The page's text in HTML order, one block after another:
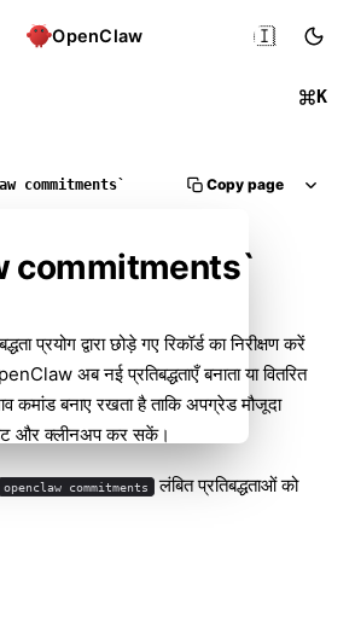
OpenClaw
K
🇮🇳
commitments` Copy page
commitments`
प्रयोग द्वारा छोड़े गए रिकॉर्ड का निरीक्षण करें
अब नई प्रतिबद्धताएँ बनाता या वितरित
कमांड बनाए रखता है ताकि अपग्रेड मौजूदा
और क्लीनअप कर सकें।
openclaw commitments लंबित प्रतिबद्धताओं को